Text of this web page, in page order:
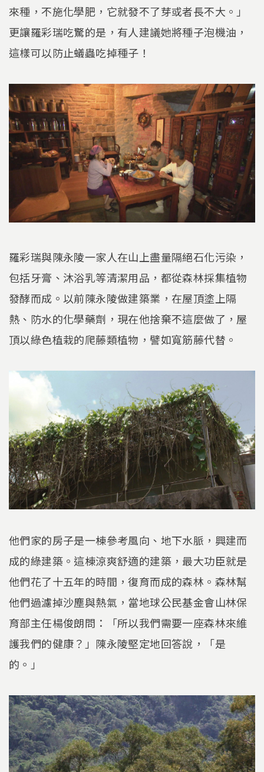
來種，不施化學肥，它就發不了芽或者長不大。」
更讓羅彩瑞吃驚的是，有人建議她將種子泡機油，
這樣可以防止蟻蟲吃掉種子！
羅彩瑞與陳永陵一家人在山上盡量隔絕石化污染，
包括牙膏、沐浴乳等清潔用品，都從森林採集植物
發酵而成。以前陳永陵做建築業，在屋頂塗上隔
熱、防水的化學藥劑，現在他捨棄不這麼做了，屋
頂以綠色植栽的爬藤類植物，譬如寬筋藤代替。
他們家的房子是一棟參考風向、地下水脈，興建而
成的綠建築。這棟涼爽舒適的建築，最大功臣就是
他們花了十五年的時間，復育而成的森林。森林幫
他們過濾掉沙塵與熱氣，當地球公民基金會山林保
育部主任楊俊朗問：「所以我們需要一座森林來維
護我們的健康？」陳永陵堅定地回答說，「是
的。」